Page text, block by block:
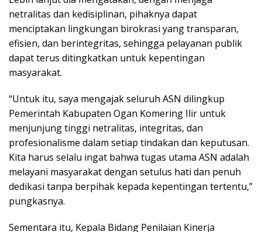
netralitas dan kedisiplinan, pihaknya dapat
menciptakan lingkungan birokrasi yang transparan,
efisien, dan berintegritas, sehingga pelayanan publik
dapat terus ditingkatkan untuk kepentingan
masyarakat.
“Untuk itu, saya mengajak seluruh ASN dilingkup
Pemerintah Kabupaten Ogan Komering Ilir untuk
menjunjung tinggi netralitas, integritas, dan
profesionalisme dalam setiap tindakan dan keputusan.
Kita harus selalu ingat bahwa tugas utama ASN adalah
melayani masyarakat dengan setulus hati dan penuh
dedikasi tanpa berpihak kepada kepentingan tertentu,”
pungkasnya.
Sementara itu, Kepala Bidang Penilaian Kinerja